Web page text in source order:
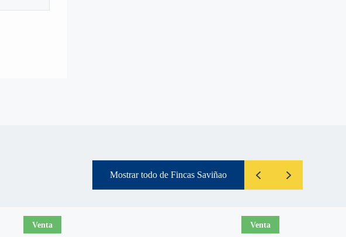
Mostrar todo de Fincas Saviñao
Venta Venta